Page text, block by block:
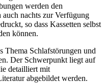
werden den
nachts zur Verfügung
so dass Kassetten selbst
können.
Thema Schlafstörungen und
Der Schwerpunkt liegt auf
detailliert mit
abgebildet werden.